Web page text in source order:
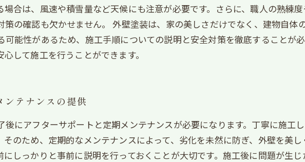
合は、風速や積雪量など天候にも注意が必要です。さらに、職人の熟練
の確認も欠かせません。 外壁塗装は、家の美しさだけでなく、建物自体
可能性があるため、施工手順についての説明と安全対策を徹底することが
して施工を行うことができます。
ンテナンスの提供
にアフターサポートと定期メンテナンスが必要になります。丁寧に施工
のため、定期的なメンテナンスによって、劣化を未然に防ぎ、外壁を美
しっかりと事前に説明を行っておくことが大切です。施工後に問題が生